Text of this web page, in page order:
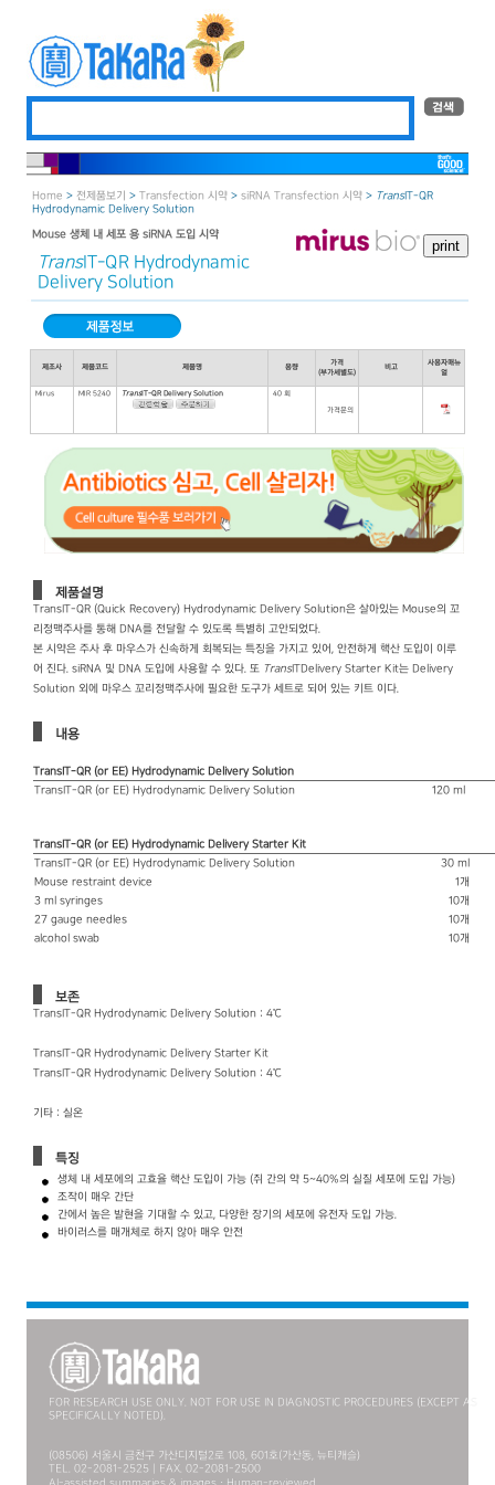
Home > 전제품보기 > Transfection 시약 > siRNA Transfection 시약 > TransIT-QR
Hydrodynamic Delivery Solution
Mouse 생체 내 세포 용 siRNA 도입 시약
TransIT-QR Hydrodynamic
Delivery Solution
제조사 제품코드 제품명 용량
가격
(부가세별도)
비고
사용자매뉴
얼
Mirus MIR 5240 Trans IT-QR Delivery Solution 40 회
가격문의
제품설명
TransIT-QR (Quick Recovery) Hydrodynamic Delivery Solution은 살아있는 Mouse의 꼬
리정맥주사를 통해 DNA를 전달할 수 있도록 특별히 고안되었다.
본 시약은 주사 후 마우스가 신속하게 회복되는 특징을 가지고 있어, 안전하게 핵산 도입이 이루
어 진다. siRNA 및 DNA 도입에 사용할 수 있다. 또 TransITDelivery Starter Kit는 Delivery
Solution 외에 마우스 꼬리정맥주사에 필요한 도구가 세트로 되어 있는 키트 이다.
내용
TransIT-QR (or EE) Hydrodynamic Delivery Solution
TransIT-QR (or EE) Hydrodynamic Delivery Solution
120 ml
TransIT-QR (or EE) Hydrodynamic Delivery Starter Kit
TransIT-QR (or EE) Hydrodynamic Delivery Solution
30 ml
Mouse restraint device
1개
3 ml syringes
10개
27 gauge needles
10개
alcohol swab
10개
보존
TransIT-QR Hydrodynamic Delivery Solution : 4℃
TransIT-QR Hydrodynamic Delivery Starter Kit
TransIT-QR Hydrodynamic Delivery Solution : 4℃
기타 : 실온
특징
생체 내 세포에의 고효율 핵산 도입이 가능 (쥐 간의 약 5~40%의 실질 세포에 도입 가능)
조작이 매우 간단
간에서 높은 발현을 기대할 수 있고, 다양한 장기의 세포에 유전자 도입 가능.
바이러스를 매개체로 하지 않아 매우 안전
FOR RESEARCH USE ONLY. NOT FOR USE IN DIAGNOSTIC PROCEDURES (EXCEPT AS
SPECIFICALLY NOTED).
(08506) 서울시 금천구 가산디지털2로 108, 601호(가산동, 뉴티캐슬)
TEL. 02-2081-2525 | FAX. 02-2081-2500